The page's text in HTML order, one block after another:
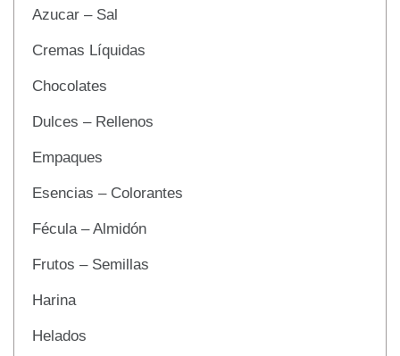
Azucar – Sal
Cremas Líquidas
Chocolates
Dulces – Rellenos
Empaques
Esencias – Colorantes
Fécula – Almidón
Frutos – Semillas
Harina
Helados